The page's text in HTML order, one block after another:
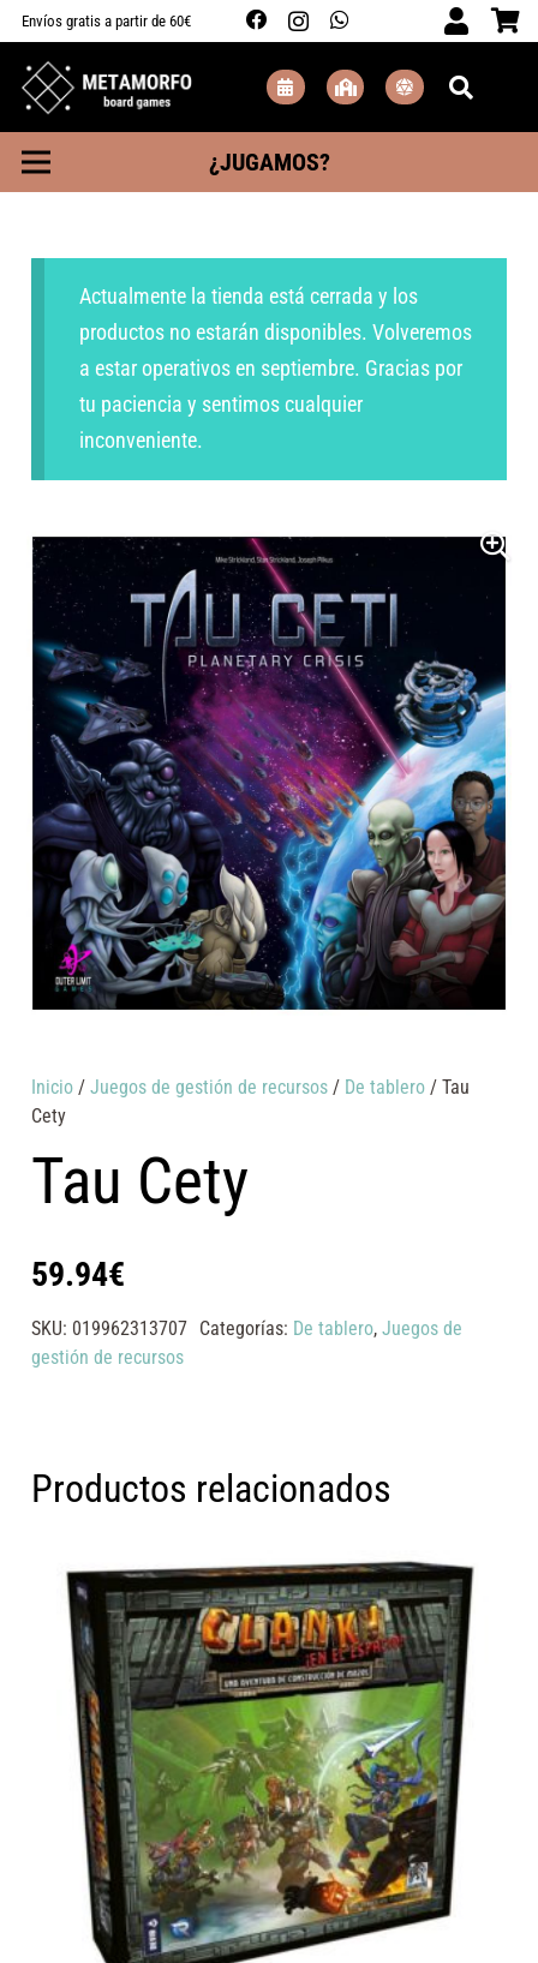
Envíos gratis a partir de 60€
¿JUGAMOS?
Actualmente la tienda está cerrada y los
productos no estarán disponibles. Volveremos
a estar operativos en septiembre. Gracias por
tu paciencia y sentimos cualquier
inconveniente.
Inicio /Juegos de gestión de recursos / De tablero / Tau
Cety
Tau Cety
59.94€
SKU: 019962313707 Categorías: De tablero, Juegos de
gestión de recursos
Productos relacionados